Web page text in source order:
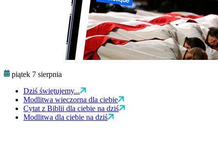
piątek 7 sierpnia
Dziś świętujemy...
Modlitwa wieczorna dla ciebie
Cytat z Biblii dla ciebie na dziś
Modlitwa dla ciebie na dziś